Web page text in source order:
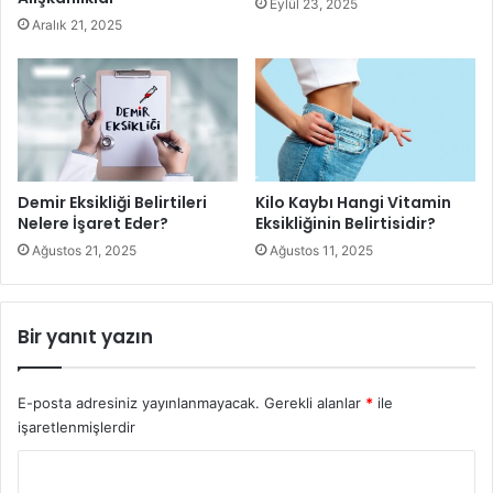
Diş ipi
Ağzı sağlıklı bir şekilde tutmanın başka bir etkili yolu diş ipi
kullanımıdır. Diş ipi kullanmak diş ve diş etlerinin sağlıklı
kalmasına yardımcı olur. Fırçalamanın tersine, diş ipinin
doğru kullanılması, diş eti hattına zarar vermemesi
nedeniyle dik açıdan kullanılmaması önemlidir. Diş ipi
Aralık 21, 2025
Eylül 23, 2025
Demir Eksikliği Belirtileri
Nelere İşaret Eder?
Ağustos 21, 2025
Kilo Kaybı Hangi Vitamin
Eksikliğinin Belirtisidir?
Ağustos 11, 2025
Bir yanıt yazın
E-posta adresiniz yayınlanmayacak. Gerekli alanlar * ile
işaretlenmişlerdir